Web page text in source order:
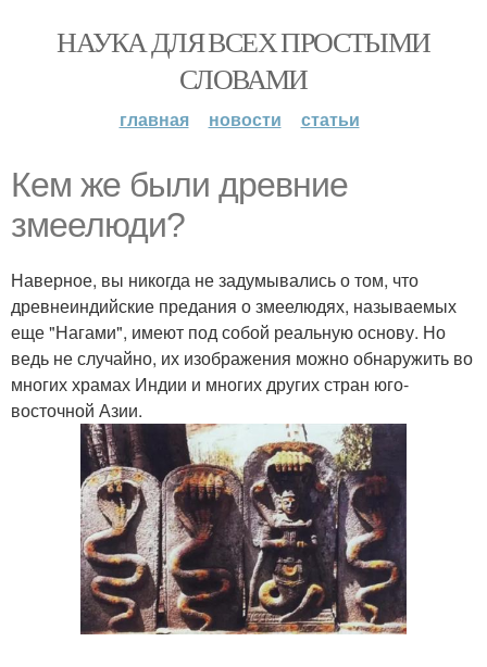
НАУКА ДЛЯ ВСЕХ ПРОСТЫМИ
СЛОВАМИ
главная новости статьи
Кем же были древние
змеелюди?
Наверное, вы никогда не задумывались о том, что
древнеиндийские предания о змеелюдях, называемых
еще "Нагами", имеют под собой реальную основу. Но
ведь не случайно, их изображения можно обнаружить во
многих храмах Индии и многих других стран юго-
восточной Азии.